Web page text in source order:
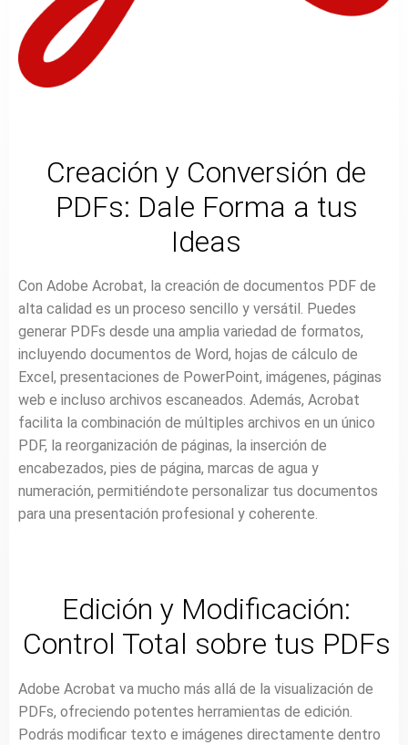
Creación y Conversión de
PDFs: Dale Forma a tus
Ideas
Con Adobe Acrobat, la creación de documentos PDF de
alta calidad es un proceso sencillo y versátil. Puedes
generar PDFs desde una amplia variedad de formatos,
incluyendo documentos de Word, hojas de cálculo de
Excel, presentaciones de PowerPoint, imágenes, páginas
web e incluso archivos escaneados. Además, Acrobat
facilita la combinación de múltiples archivos en un único
PDF, la reorganización de páginas, la inserción de
encabezados, pies de página, marcas de agua y
numeración, permitiéndote personalizar tus documentos
para una presentación profesional y coherente.
Edición y Modificación:
Control Total sobre tus PDFs
Adobe Acrobat va mucho más allá de la visualización de
PDFs, ofreciendo potentes herramientas de edición.
Podrás modificar texto e imágenes directamente dentro